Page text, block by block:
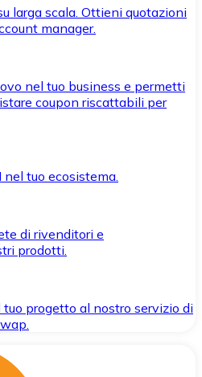
larga scala. Ottieni quotazioni
manager.
nel tuo business e permetti
coupon riscattabili per
tuo ecosistema.
di rivenditori e
prodotti.
progetto al nostro servizio di